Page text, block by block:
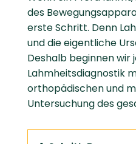
des
erste Schritt. Denn
und die eigentliche
Deshalb beginnen wir
Lahmheitsdiagnostik
orthopädischen und
Untersuchung des